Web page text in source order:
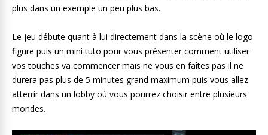
plus dans un exemple un peu plus bas.
Le jeu débute quant à lui directement dans la scène où le logo
figure puis un mini tuto pour vous présenter comment utiliser
vos touches va commencer mais ne vous en faîtes pas il ne
durera pas plus de 5 minutes grand maximum puis vous allez
atterrir dans un lobby où vous pourrez choisir entre plusieurs
mondes.